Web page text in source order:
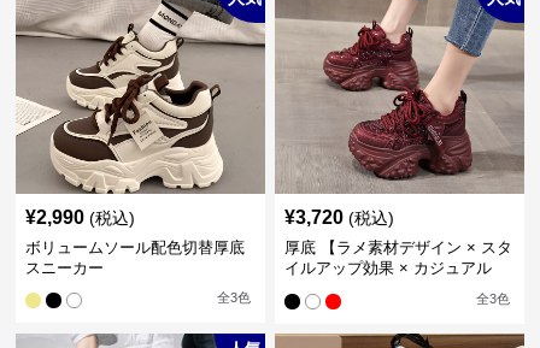
¥2,990 (税込)
ボリュームソール配色切替厚底
スニーカー
全3色
¥3,720 (税込)
厚底 【ラメ素材デザイン × スタ
イルアップ効果 × カジュアル
系】厚底デザインスニーカー
全3色